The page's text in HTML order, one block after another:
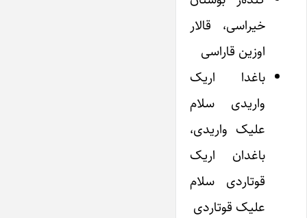
خیراسی، قالار
اوزین قاراسی
باغدا اریک
واریدی سلام
علیک واریدی،
باغدان اریک
قوتاردی سلام
علیک قوتاردی